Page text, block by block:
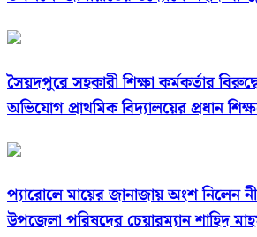
সৈয়দপুরে সহকারী শিক্ষা কর্মকর্তার
অভিযোগ প্রাথমিক বিদ্যালয়ের প্রধান
প্যারোলে মায়ের জানাজায় অংশ নিলেন
উপজেলা পরিষদের চেয়ারম্যান শাহিদ